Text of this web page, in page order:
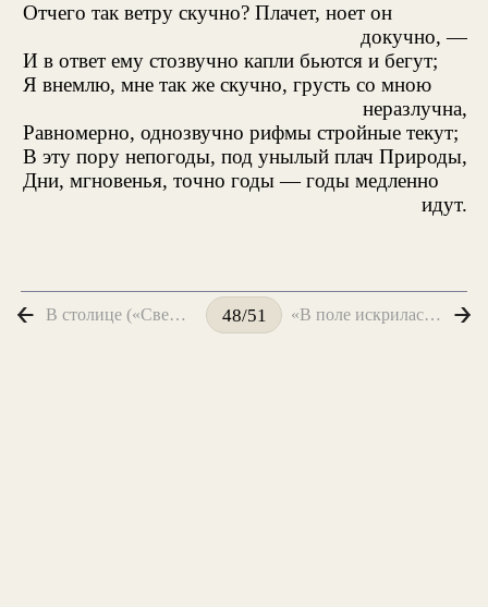
Отчего так ветру скучно? Плачет, ноет он
докучно, —
И в ответ ему стозвучно капли бьются и бегут;
Я внемлю, мне так же скучно, грусть со мною
неразлучна,
Равномерно, однозвучно рифмы стройные текут;
В эту пору непогоды, под унылый плач Природы,
Дни, мгновенья, точно годы — годы медленно
идут.
В столице («Свежий запах душистого сена мне напомнил далекие дни...») 48/51 «В поле искрилась роса...»